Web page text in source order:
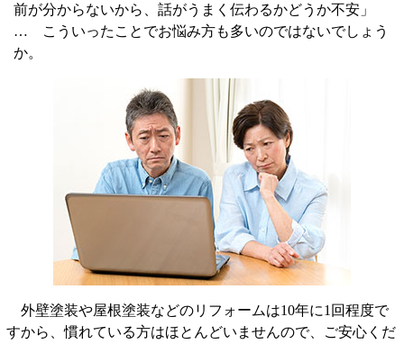
前が分からないから、話がうまく伝わるかどうか不安」
… こういったことでお悩み方も多いのではないでしょう
か。
外壁塗装や屋根塗装などのリフォームは10年に1回程度で
すから、慣れている方はほとんどいませんので、ご安心くだ